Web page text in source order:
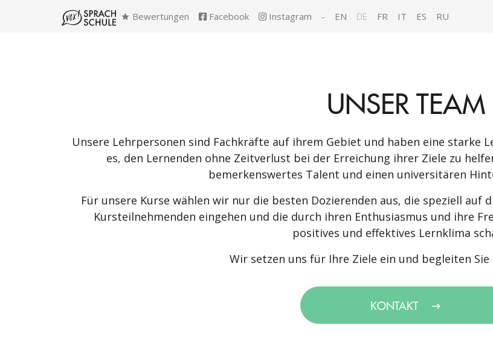
Bewertungen Facebook Instagram - EN DE FR IT ES RU
UNSER TEAM
Unsere Lehrpersonen sind Fachkräfte auf ihrem Gebiet und haben eine starke
es, den Lernenden ohne Zeitverlust bei der Erreichung ihrer Ziele zu
bemerkenswertes Talent und einen universitären
Für unsere Kurse wählen wir nur die besten Dozierenden aus, die speziell auf
Kursteilnehmenden eingehen und die durch ihren Enthusiasmus und ihre
positives und effektives Lernklima
Wir setzen uns für Ihre Ziele ein und begleiten
KONTAKT